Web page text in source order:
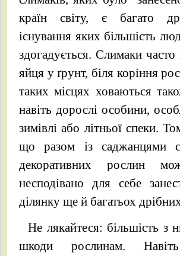
країн світу, є багато
існування яких більшість
здогадується. Слимаки часто
яйця у ґрунт, біля коріння
таких місцях ховаються
навіть дорослі особини,
зимівлі або літньої спеки.
що разом із саджанцями
декоративних рослин
несподівано для себе
ділянку ще й багатьох
Не лякайтеся: більшість з
шкоди рослинам.